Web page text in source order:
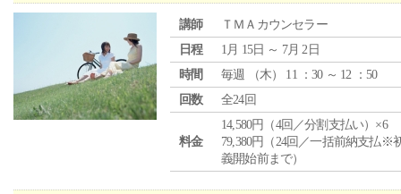
講師
ＴＭＡカウンセラー
日程
1月 15日 ～ 7月 2日
時間
毎週 （木） 11 ：30 ～ 12 ：50
回数
全24回
料金
14,580円（4回／分割支払い）×6
79,380円（24回／一括前納支払※
義開始前まで）